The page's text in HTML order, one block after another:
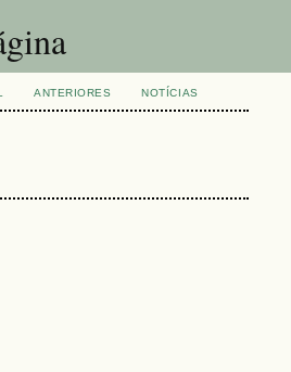
ANTERIORES NOTÍCIAS